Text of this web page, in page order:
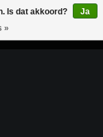
Is dat akkoord?
Ja
»